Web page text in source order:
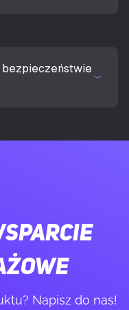
1,45 mmH2O
Napisz do nas!